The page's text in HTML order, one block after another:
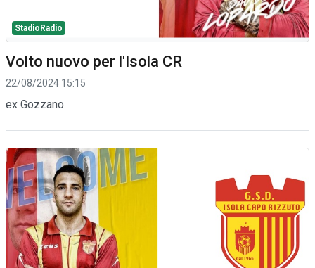
StadioRadio
Volto nuovo per l'Isola CR
22/08/2024 15:15
ex Gozzano